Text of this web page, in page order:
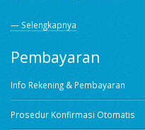
— Selengkapnya
Pembayaran
Info Rekening & Pembayaran
Prosedur Konfirmasi Otomatis